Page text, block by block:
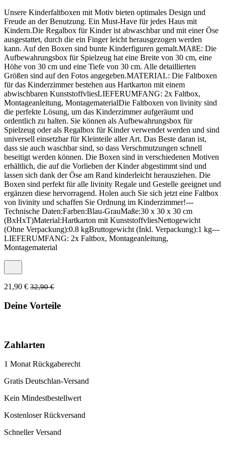
Unsere Kinderfaltboxen mit Motiv bieten optimales Design und
Freude an der Benutzung. Ein Must-Have für jedes Haus mit
Kindern.Die Regalbox für Kinder ist abwaschbar und mit einer Öse
ausgestattet, durch die ein Finger leicht herausgezogen werden
kann. Auf den Boxen sind bunte Kinderfiguren gemalt.MAßE: Die
Aufbewahrungsbox für Spielzeug hat eine Breite von 30 cm, eine
Höhe von 30 cm und eine Tiefe von 30 cm. Alle detaillierten
Größen sind auf den Fotos angegeben.MATERIAL: Die Faltboxen
für das Kinderzimmer bestehen aus Hartkarton mit einem
abwischbaren KunststoffvliesLIEFERUMFANG: 2x Faltbox,
Montageanleitung, MontagematerialDie Faltboxen von livinity sind
die perfekte Lösung, um das Kinderzimmer aufgeräumt und
ordentlich zu halten. Sie können als Aufbewahrungsbox für
Spielzeug oder als Regalbox für Kinder verwendet werden und sind
universell einsetzbar für Kleinteile aller Art. Das Beste daran ist,
dass sie auch waschbar sind, so dass Verschmutzungen schnell
beseitigt werden können. Die Boxen sind in verschiedenen Motiven
erhältlich, die auf die Vorlieben der Kinder abgestimmt sind und
lassen sich dank der Öse am Rand kinderleicht herausziehen. Die
Boxen sind perfekt für alle livinity Regale und Gestelle geeignet und
ergänzen diese hervorragend. Holen auch Sie sich jetzt eine Faltbox
von livinity und schaffen Sie Ordnung im Kinderzimmer!---
Technische Daten:Farben:Blau-GrauMaße:30 x 30 x 30 cm
(BxHxT)Material:Hartkarton mit KunststoffvliesNettogewicht
(Ohne Verpackung):0.8 kgBruttogewicht (Inkl. Verpackung):1 kg---
LIEFERUMFANG: 2x Faltbox, Montageanleitung,
Montagematerial
21,90 € 32,90 €
Deine Vorteile
Zahlarten
1 Monat Rückgaberecht
Gratis Deutschlan-Versand
Kein Mindestbestellwert
Kostenloser Rückversand
Schneller Versand